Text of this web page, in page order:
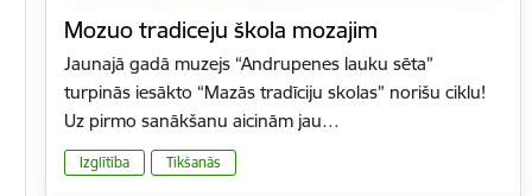
Mozuo tradiceju škola mozajim
Jaunajā gadā muzejs “Andrupenes lauku sēta”
turpinās iesākto “Mazās tradīciju skolas” norišu ciklu!
Uz pirmo sanākšanu aicinām jau…
Izglītība Tikšanās